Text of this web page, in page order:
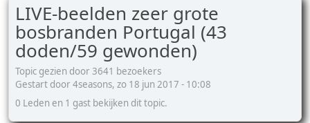
LIVE-beelden zeer grote
bosbranden Portugal (43
doden/59 gewonden)
Topic gezien door 3641 bezoekers
Gestart door 4seasons, zo 18 jun 2017 - 10:08
0 Leden en 1 gast bekijken dit topic.